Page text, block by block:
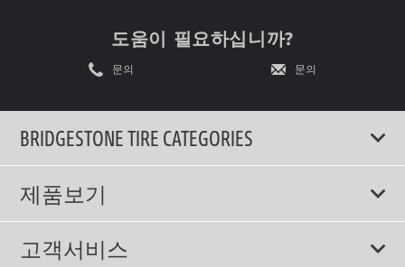
도움이 필요하십니까?
문의 문의
BRIDGESTONE TIRE CATEGORIES
제품보기
모두
고객서비스